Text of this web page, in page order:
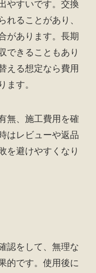
やすいです。交換
れることがあり、
があります。長期
できることもあり
える想定なら費用
ます。
無、施工費用を確
はレビューや返品
を避けやすくなり
認をして、無理な
的です。使用後に